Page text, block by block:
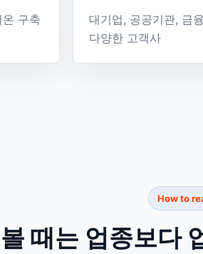
구축
대기업, 공공기관, 금
다양한 고객사
How to
때는 업종보다